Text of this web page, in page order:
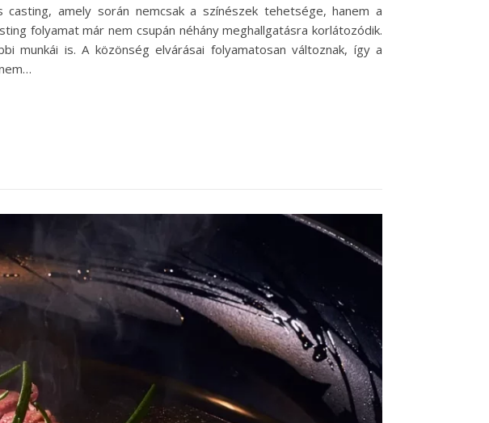
amely során nemcsak a színészek tehetsége, hanem a
folyamat már nem csupán néhány meghallgatásra korlátozódik.
munkái is. A közönség elvárásai folyamatosan változnak, így a